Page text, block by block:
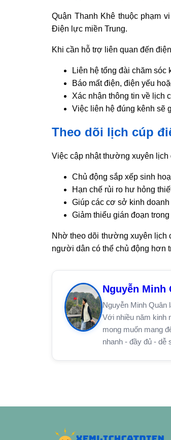
Quận Thanh Khê thuộc phạm
Điện lực miền Trung.
Khi cần hỗ trợ liên quan đến
Liên hệ tổng đài chăm
Báo mất điện, điện yếu
Xác nhận thông tin về lịch
Việc liên hệ đúng kênh sẽ
Theo dõi lịch cúp
Việc cập nhật thường xuyên
Chủ động sắp xếp sinh
Hạn chế rủi ro hư hỏng
Giúp các cơ sở kinh
Giảm thiểu gián đoạn
Nhờ theo dõi thường xuyên lịch
người dân có thể chủ động hơn
Nguyễn Minh
Nguyễn Minh Quân
Với nhiều năm kinh
mong muốn mang
nhanh - đầy đủ - dễ